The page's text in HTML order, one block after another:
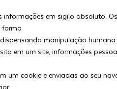
informações em sigilo absoluto.
forma
manipulação humana.
em um site, informações
um cookie e enviadas ao seu